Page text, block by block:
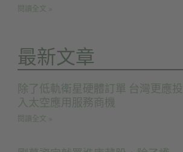
閱讀全文 »
最新文章
除了低軌衛星硬體訂單 台灣更應投
入太空應用服務商機
閱讀全文 »